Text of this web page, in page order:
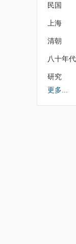
民国
上海
清朝
八十年代
研究
更多...